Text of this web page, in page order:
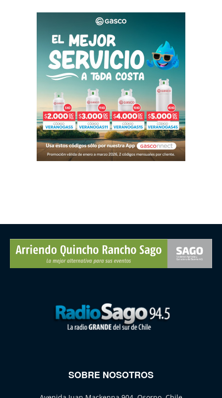
SOBRE NOSOTROS